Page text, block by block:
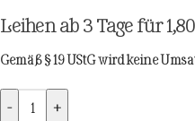
Leihen ab 3 Tage für1,80
Gemäß § 19 UStG wird keine
- +